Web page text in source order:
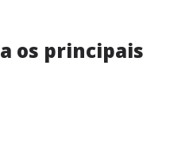
os principais